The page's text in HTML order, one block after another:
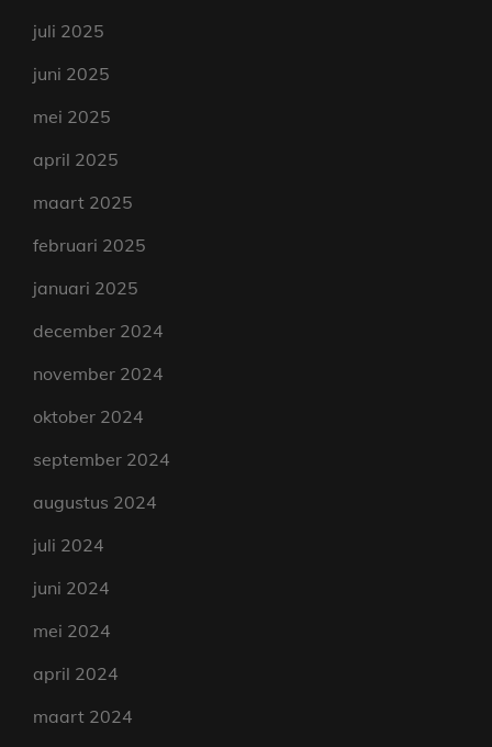
juli 2025
juni 2025
mei 2025
april 2025
maart 2025
februari 2025
januari 2025
december 2024
november 2024
oktober 2024
september 2024
augustus 2024
juli 2024
juni 2024
mei 2024
april 2024
maart 2024